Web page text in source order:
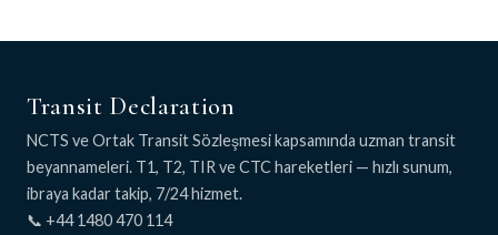
Transit Declaration
NCTS ve Ortak Transit Sözleşmesi kapsamında uzman transit
beyannameleri. T1, T2, TIR ve CTC hareketleri — hızlı sunum,
ibraya kadar takip, 7/24 hizmet.
📞 +44 1480 470 114